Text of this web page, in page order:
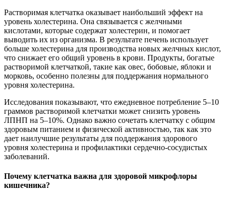
Растворимая клетчатка оказывает наибольший эффект на
уровень холестерина. Она связывается с желчными
кислотами, которые содержат холестерин, и помогает
выводить их из организма. В результате печень использует
больше холестерина для производства новых желчных кислот,
что снижает его общий уровень в крови. Продукты, богатые
растворимой клетчаткой, такие как овес, бобовые, яблоки и
морковь, особенно полезны для поддержания нормального
уровня холестерина.
Исследования показывают, что ежедневное потребление 5–10
граммов растворимой клетчатки может снизить уровень
ЛПНП на 5–10%. Однако важно сочетать клетчатку с общим
здоровым питанием и физической активностью, так как это
дает наилучшие результаты для поддержания здорового
уровня холестерина и профилактики сердечно-сосудистых
заболеваний.
Почему клетчатка важна для здоровой микрофлоры
кишечника?